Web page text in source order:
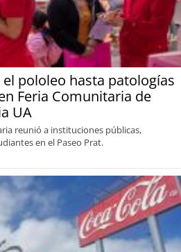
pololeo hasta patologías
Feria Comunitaria de
UA
reunió a instituciones públicas,
en el Paseo Prat.